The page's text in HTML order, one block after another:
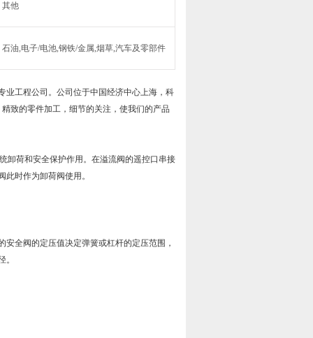
其他
石油,电子/电池,钢铁/金属,烟草,汽车及零部件
业工程公司。公司位于中国经济中心上海，科
致的零件加工，细节的关注，使我们的产品
卸荷和安全保护作用。在溢流阀的遥控口串接
时作为卸荷阀使用。
全阀的定压值决定弹簧或杠杆的定压范围，
。